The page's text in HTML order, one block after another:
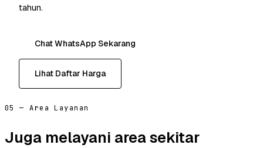
tahun.
Chat WhatsApp Sekarang
Lihat Daftar Harga
05 — Area Layanan
Juga melayani area sekitar